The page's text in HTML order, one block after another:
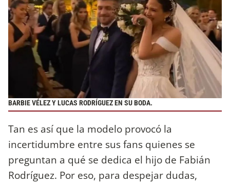
BARBIE VÉLEZ Y LUCAS RODRÍGUEZ EN SU BODA.
Tan es así que la modelo provocó la
incertidumbre entre sus fans quienes se
preguntan a qué se dedica el hijo de Fabián
Rodríguez. Por eso, para despejar dudas,